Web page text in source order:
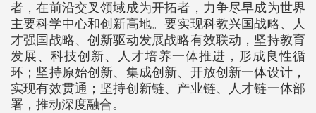
者，在前沿交叉领域成为开拓者，力争尽早成为世界
主要科学中心和创新高地。要实现科教兴国战略、人
才强国战略、创新驱动发展战略有效联动，坚持教育
发展、科技创新、人才培养一体推进，形成良性循
环；坚持原始创新、集成创新、开放创新一体设计，
实现有效贯通；坚持创新链、产业链、人才链一体部
署，推动深度融合。